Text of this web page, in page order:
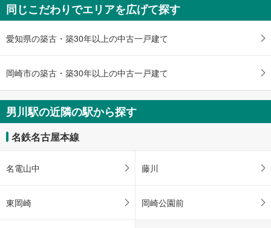
岡崎市竜美旭町
1,100万円
未定
建物面積 -
同じこだわりでエリアを広げて探す
愛知県の築古・築30年以上の中古一戸建て
岡崎市の築古・築30年以上の中古一戸建て
男川駅の近隣の駅から探す
名鉄名古屋本線
名電山中 藤川
東岡崎 岡崎公園前